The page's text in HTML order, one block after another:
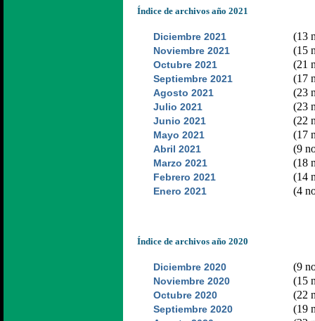
Índice de archivos año 2021
Diciembre 2021 (13
Noviembre 2021 (15
Octubre 2021 (21
Septiembre 2021 (17
Agosto 2021 (23
Julio 2021 (23
Junio 2021 (22
Mayo 2021 (17
Abril 2021 (9
Marzo 2021 (18
Febrero 2021 (14
Enero 2021 (4
Índice de archivos año 2020
Diciembre 2020 (9
Noviembre 2020 (15
Octubre 2020 (22
Septiembre 2020 (19